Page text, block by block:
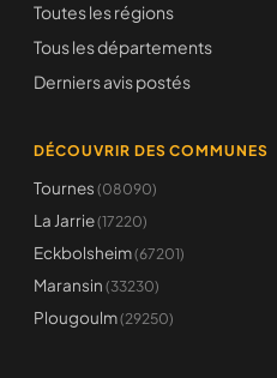
Toutes les régions
Tous les départements
Derniers avis postés
DÉCOUVRIR DES COMMUNES
Tournes (08090)
La Jarrie(17220)
Eckbolsheim(67201)
Maransin (33230)
Plougoulm(29250)